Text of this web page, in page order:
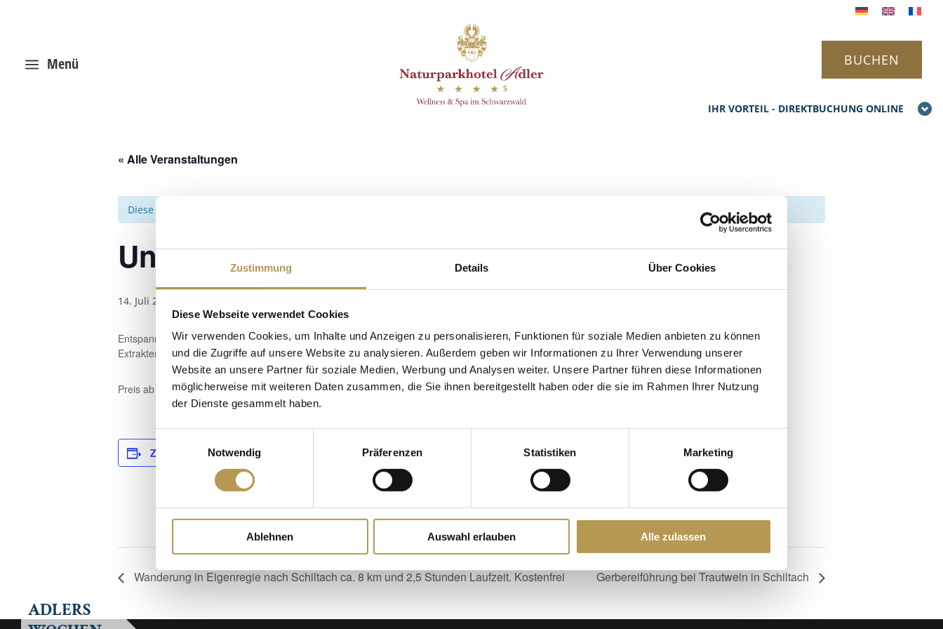
Zustimmung Details Über Cookies
Diese Webseite verwendet Cookies
Wir verwenden Cookies, um Inhalte und Anzeigen zu personalisieren, Funktionen für soziale Medien anbieten zu können
und die Zugriffe auf unsere Website zu analysieren. Außerdem geben wir Informationen zu Ihrer Verwendung unserer
Website an unsere Partner für soziale Medien, Werbung und Analysen weiter. Unsere Partner führen diese Informationen
möglicherweise mit weiteren Daten zusammen, die Sie ihnen bereitgestellt haben oder die sie im Rahmen Ihrer Nutzung
der Dienste gesammelt haben.
Notwendig
Präferenzen Statistiken Marketing
Ablehnen Auswahl erlauben Alle zulassen
IHR VORTEIL - DIREKTBUCHUNG ONLINE
ADLERS
a Menü BUCHEN
« Alle Veranstaltungen
Diese Veranstaltung hat bereits stattgefunden.
Unterwassermassage nach der Wanderung
14. Juli 2025, 9:00
Entspannung finden Sie bei einer Unterwassermassage! 252 Massagedüsen lockern Ihre Rücken- und Beinmuskulatur, während Sie in entspannenden
Extrakten Ihrer Wahl schweben.
Preis ab 39€, Terminvereinbarung in unserer Schwarzwald Oase.
Zum Kalender hinzufügen
Zeit:
9:00 - 17:00
Wanderung in Eigenregie nach Schiltach ca. 8 km und 2,5 Stunden Laufzeit. Kostenfrei Gerbereiführung bei Trautwein in Schiltach